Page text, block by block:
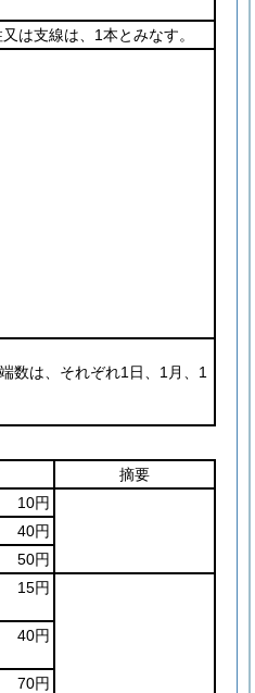
は支線は、1本とみなす。
数は、それぞれ1日、1月、1
摘要
10円
40円
50円
15円
40円
70円